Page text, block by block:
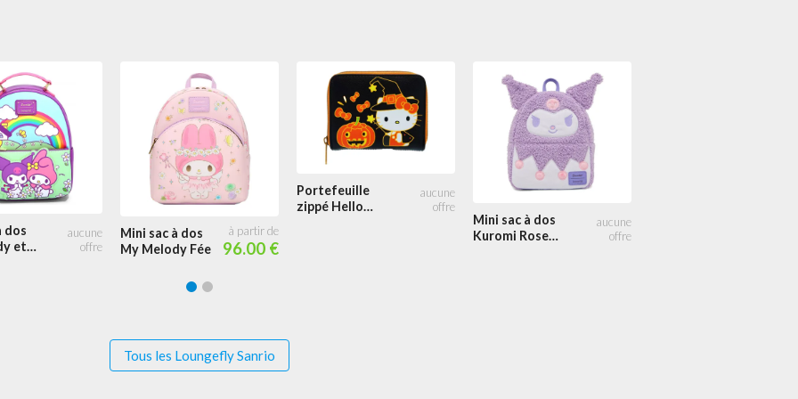
dos
et
Mini sac à dos
My Melody Fée
96.00 €
Portefeuille
zippé Hello
Mini sac à dos
Kuromi Rose
Tous les Loungefly Sanrio